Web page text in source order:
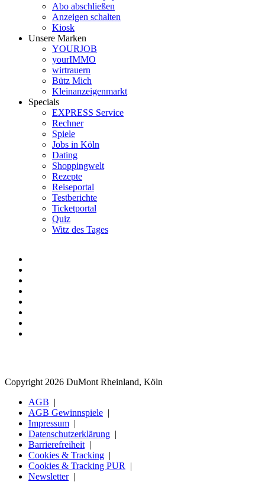
Abo abschließen
Anzeigen schalten
Kiosk
Unsere Marken
YOURJOB
yourIMMO
wirtrauern
Bütz Mich
Kleinanzeigenmarkt
Specials
EXPRESS Service
Rechner
Spiele
Jobs in Köln
Dating
Shoppingwelt
Rezepte
Reiseportal
Testberichte
Ticketportal
Quiz
Witz des Tages
Copyright 2026 DuMont Rheinland, Köln
AGB
AGB Gewinnspiele
Impressum
Datenschutzerklärung
Barrierefreiheit
Cookies & Tracking
Cookies & Tracking PUR
Newsletter